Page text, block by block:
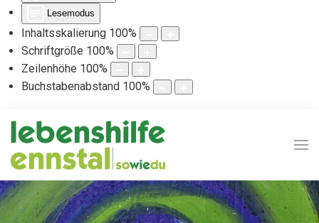
Lesemodus
Inhaltsskalierung 100%
Schriftgröße 100%
Zeilenhöhe 100%
Buchstabenabstand 100%